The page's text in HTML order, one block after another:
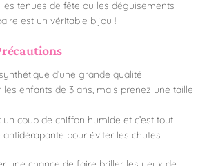
tenues de fête ou les déguisements
est un véritable bijou !
d’une grande qualité
les enfants de 3 ans, mais prenez une taille
coup de chiffon humide et c’est tout
antidérapante pour éviter les chutes